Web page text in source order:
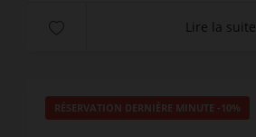
Lire la suite
RÉSERVATION DERNIÈRE MINUTE -10%